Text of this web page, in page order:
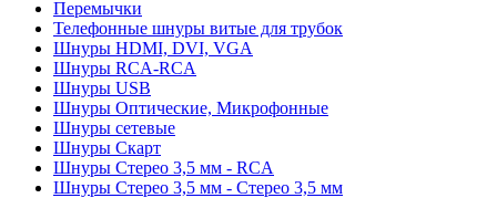
Перемычки
Телефонные шнуры витые для трубок
Шнуры HDMI, DVI, VGA
Шнуры RCA-RCA
Шнуры USB
Шнуры Оптические, Микрофонные
Шнуры сетевые
Шнуры Скарт
Шнуры Стерео 3,5 мм - RCA
Шнуры Стерео 3,5 мм - Стерео 3,5 мм